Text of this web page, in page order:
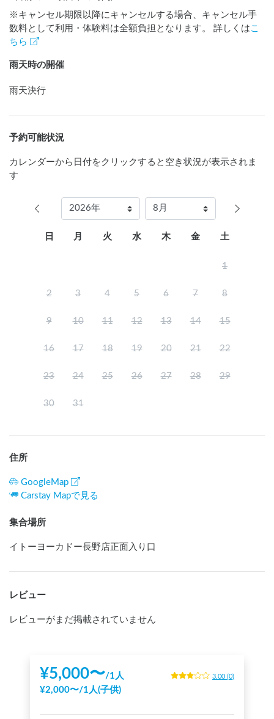
※キャンセル期限以降にキャンセルする場合、キャンセル手
数料として利用・体験料は全額負担となります。 詳しくは こ
ちら
雨天時の開催
雨天決行
予約可能状況
カレンダーから日付をクリックすると空き状況が表示されま
す
日 月 火 水 木 金 土
1
2 3 4 5 6 7 8
9 10 11 12 13 14 15
16 17 18 19 20 21 22
23 24 25 26 27 28 29
30 31
住所
GoogleMap
Carstay Mapで見る
集合場所
イトーヨーカドー長野店正面入り口
レビュー
レビューがまだ掲載されていません
¥5,000〜/1人
¥2,000〜/1人(子供)
3.00 (0)